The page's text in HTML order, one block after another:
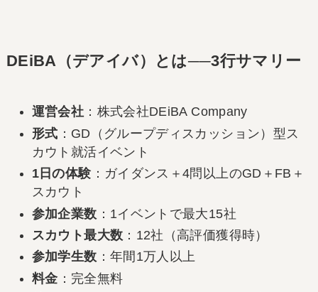
DEiBA（デアイバ）とは──3行サマリー
運営会社 ：株式会社DEiBA Company
形式 ：GD（グループディスカッション）型ス
カウト就活イベント
1日の体験 ：ガイダンス＋4問以上のGD＋FB＋
スカウト
参加企業数 ：1イベントで最大15社
スカウト最大数 ：12社（高評価獲得時）
参加学生数 ：年間1万人以上
料金 ：完全無料